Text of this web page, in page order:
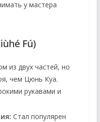
у мастера
Fú)
из двух частей, но
чем Цюнь Куа.
рукавами и
Стал популярен